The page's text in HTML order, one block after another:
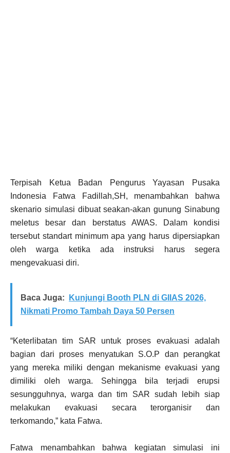
Terpisah Ketua Badan Pengurus Yayasan Pusaka
Indonesia Fatwa Fadillah,SH, menambahkan bahwa
skenario simulasi dibuat seakan-akan gunung Sinabung
meletus besar dan berstatus AWAS. Dalam kondisi
tersebut standart minimum apa yang harus dipersiapkan
oleh warga ketika ada instruksi harus segera
mengevakuasi diri.
Baca Juga:
Kunjungi Booth PLN di GIIAS 2026,
Nikmati Promo Tambah Daya 50 Persen
“Keterlibatan tim SAR untuk proses evakuasi adalah
bagian dari proses menyatukan S.O.P dan perangkat
yang mereka miliki dengan mekanisme evakuasi yang
dimiliki oleh warga. Sehingga bila terjadi erupsi
sesungguhnya, warga dan tim SAR sudah lebih siap
melakukan evakuasi secara terorganisir dan
terkomando,” kata Fatwa.
Fatwa menambahkan bahwa kegiatan simulasi ini